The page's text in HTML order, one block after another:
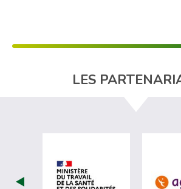
LES
visiter les site